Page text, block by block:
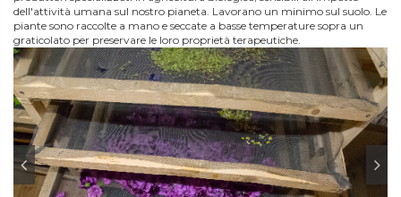
dell'attività umana sul nostro pianeta. Lavorano un minimo sul suolo. Le
piante sono raccolte a mano e seccate a basse temperature sopra un
graticolato per preservare le loro proprietà terapeutiche.